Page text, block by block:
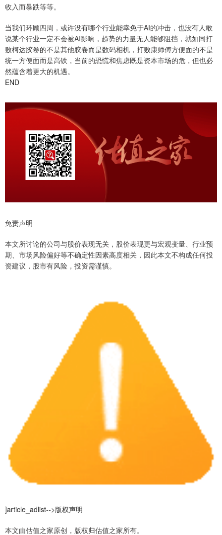
收入而暴跌等等。
当我们环顾四周，或许没有哪个行业能幸免于AI的冲击，也没有人敢
说某个行业一定不会被AI影响，趋势的力量无人能够阻挡，就如同打
败柯达胶卷的不是其他胶卷而是数码相机，打败康师傅方便面的不是
统一方便面而是高铁，当前的恐慌和焦虑既是资本市场的危，但也必
然蕴含着更大的机遇。
END
免责声明
本文所讨论的公司与股价表现无关，股价表现更与宏观变量、行业预
期、市场风险偏好等不确定性因素高度相关，因此本文不构成任何投
资建议，股市有风险，投资需谨慎。
]article_adlist-->版权声明
本文由估值之家原创，版权归估值之家所有。